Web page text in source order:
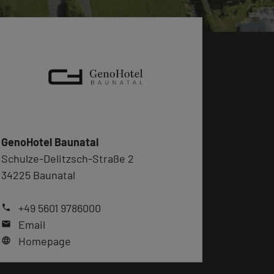
GenoHotel Baunatal
Schulze-Delitzsch-Straße 2
34225 Baunatal
phone +49 5601 9786000
mail Email
language Homepage